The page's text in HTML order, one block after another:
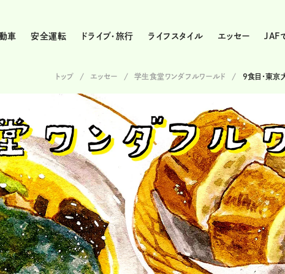
車 安全運転 ドライブ・旅行 ライフスタイル エッセー JAF
トップ エッセー 学生食堂ワンダフルワールド